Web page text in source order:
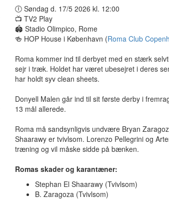
🕕 Søndag d. 17/5 2026 kl. 12:00
📺 TV2 Play
🏟️ Stadio Olimpico, Rome
🍻 HOP House i København (Roma Club
Roma kommer ind til derbyet med en stærk
sejr i træk. Holdet har været ubesejret i deres
har holdt syv clean sheets.
Donyell Malen går ind til sit første derby i
13 mål allerede.
Roma må sandsynligvis undvære Bryan
Shaarawy er tvivlsom. Lorenzo Pellegrini og
træning og vil måske sidde på bænken.
Romas skader og karantæner:
Stephan El Shaarawy (Tvivlsom)
B. Zaragoza (Tvivlsom)